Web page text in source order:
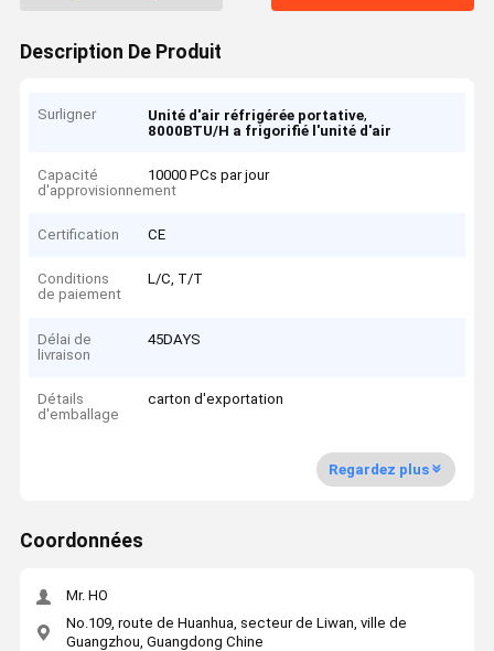
Description De Produit
Surligner Unité d'air réfrigérée portative,
8000BTU/H a frigorifié l'unité d'air
Capacité
d'approvisionnement
10000 PCs par jour
Certification CE
Conditions
de paiement
L/C, T/T
Délai de
livraison
45DAYS
Détails
d'emballage
carton d'exportation
Regardez plus
Coordonnées
Mr. HO
No.109, route de Huanhua, secteur de Liwan, ville de
Guangzhou, Guangdong Chine